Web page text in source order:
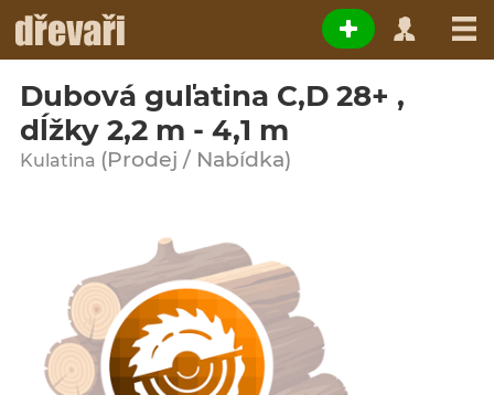
Dubová guľatina C,D 28+ ,
dĺžky 2,2 m - 4,1 m
Kulatina (Prodej / Nabídka)